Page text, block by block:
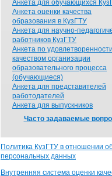
Анкета для обучающихся
Анкета оценки качества
образования в КузГТУ
Анкета для научно-
работников КузГТУ
Анкета по
качеством организации
образовательного процесса
(обучающиеся)
Анкета для представителей
работодателей
Анкета для выпускников
Часто задаваемые
Политика КузГТУ в отношении
персональных данных
Внутренняя система оценки